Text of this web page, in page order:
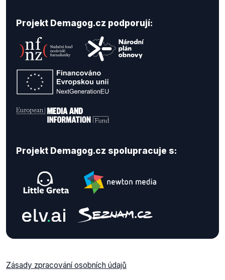
Projekt Demagog.cz podporují:
Projekt Demagog.cz spolupracuje s:
Zásady zpracování osobních údajů